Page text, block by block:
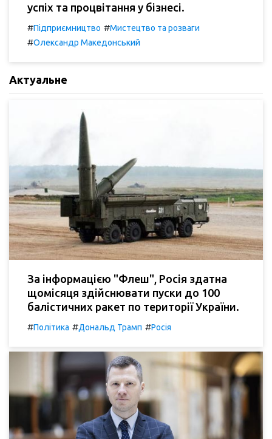
успіх та процвітання у бізнесі.
#Підприємництво #Мистецтво та розваги
#Олександр Македонський
Актуальне
За інформацією "Флеш", Росія здатна
щомісяця здійснювати пуски до 100
балістичних ракет по території України.
#Політика #Дональд Трамп #Росія